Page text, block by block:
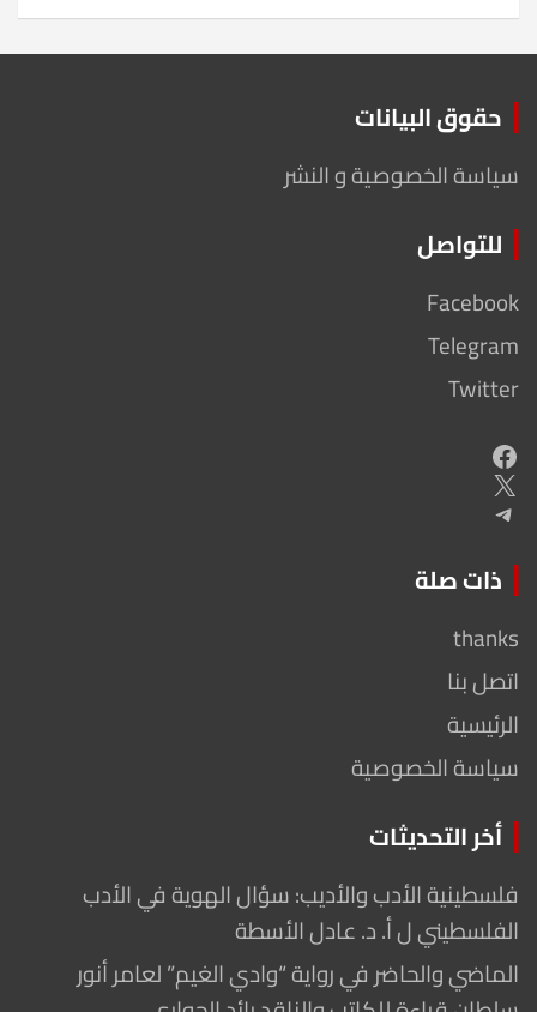
حقوق البيانات
سياسة الخصوصية و النشر
للتواصل
Facebook
Telegram
Twitter
Facebook
X
Telegram
ذات صلة
thanks
اتصل بنا
الرئيسية
سياسة الخصوصية
أخر التحديثات
فلسطينية الأدب والأديب: سؤال الهوية في الأدب
الفلسطيني ل أ. د. عادل الأسطة
الماضي والحاضر في رواية “وادي الغيم” لعامر أنور